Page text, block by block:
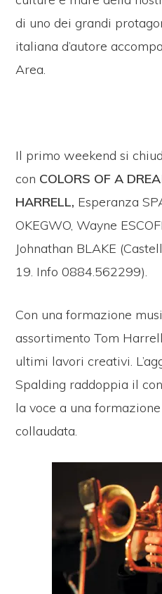
di uno dei grandi
italiana d’autore
Area.
Il primo weekend si
con COLORS OF A
HARRELL, Esperanza
OKEGWO, Wayne
Johnathan BLAKE
19. Info 0884.562299).
Con una formazione
assortimento Tom
ultimi lavori creativi.
Spalding raddoppia il
la voce a una
collaudata.